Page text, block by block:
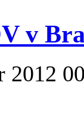
v
2012